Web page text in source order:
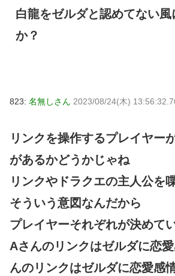
白龍をゼルダと認めてない風
か？
823: 名無しさん 2023/08/24(木)
リンクを操作するプレイヤー
があるかどうかじゃね
リンクやドラクエの主人公を
そういう意図なんだから
プレイヤーそれぞれが決めて
Aさんのリンクはゼルダに恋
んのリンクはゼルダに恋愛感